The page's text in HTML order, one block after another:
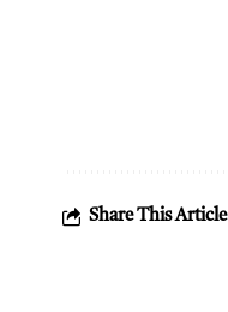
Share This Article